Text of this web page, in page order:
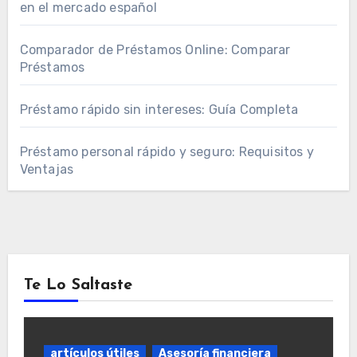
en el mercado español
Comparador de Préstamos Online: Comparar
Préstamos
Préstamo rápido sin intereses: Guía Completa
Préstamo personal rápido y seguro: Requisitos y
Ventajas
Te Lo Saltaste
artículos útiles Asesoría financiera